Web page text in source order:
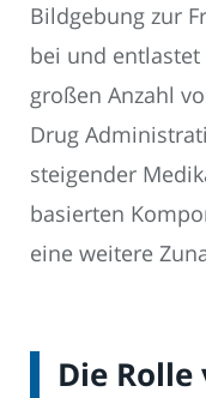
Bildgebung zur
bei und
großen Anzahl
Drug
steigender
basierten
eine weitere
Die